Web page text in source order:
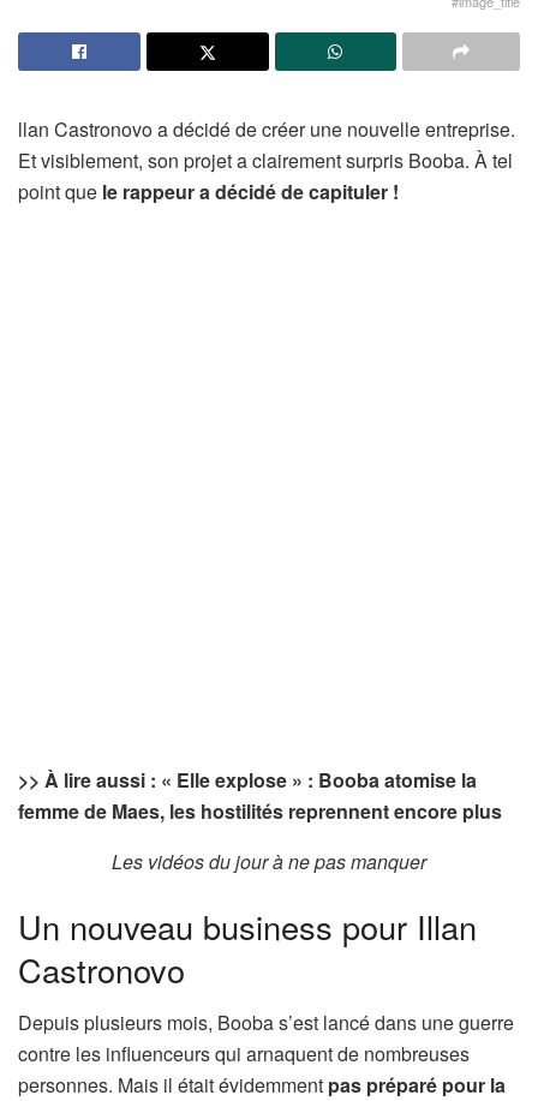
llan Castronovo a décidé de créer une nouvelle entreprise.
Et visiblement, son projet a clairement surpris Booba. À tel
point que le rappeur a décidé de capituler !
>> À lire aussi : « Elle explose » : Booba atomise la
femme de Maes, les hostilités reprennent encore plus
Les vidéos du jour à ne pas manquer
Un nouveau business pour Illan
Castronovo
Depuis plusieurs mois, Booba s’est lancé dans une guerre
contre les influenceurs qui arnaquent de nombreuses
personnes. Mais il était évidemment pas préparé pour la